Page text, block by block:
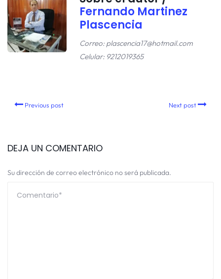
Fernando Martinez
Plascencia
Correo: plascencia17@hotmail.com
Celular: 9212019365
Previous post Next post
DEJA UN COMENTARIO
Su dirección de correo electrónico no será publicada.